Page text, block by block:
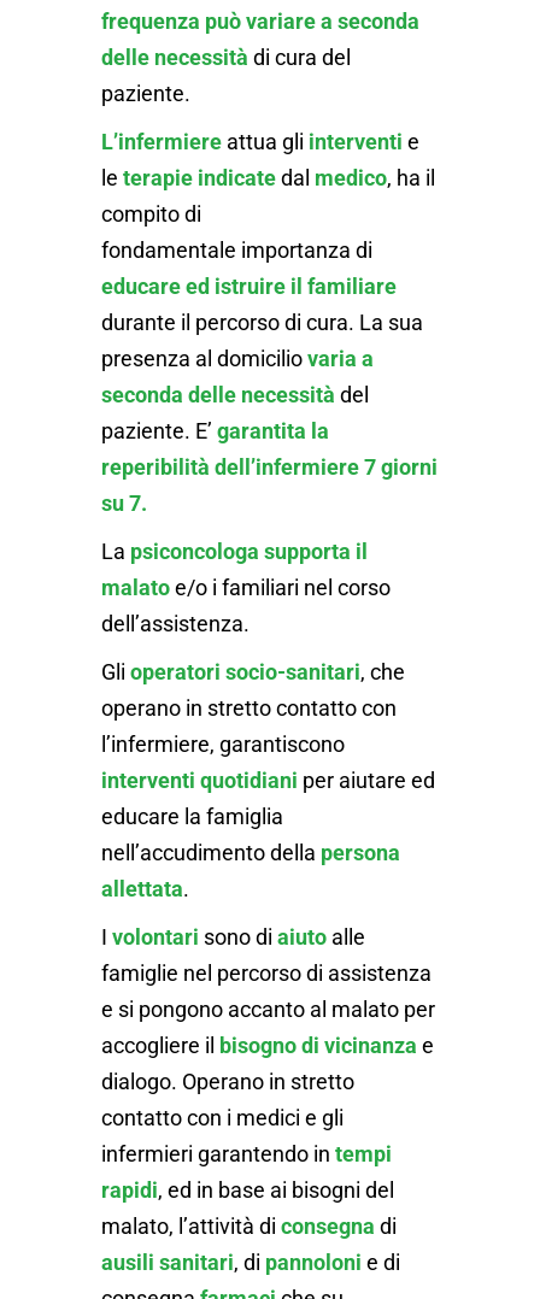
frequenza può variare a seconda
delle necessità di cura del
paziente.
L’infermiere attua gli interventi e
le terapie indicatedal medico, ha il
compito di
fondamentale importanza di
educare ed istruire il familiare
durante il percorso di cura. La sua
presenza al domiciliovaria a
seconda delle necessità del
paziente. E’ garantita la
reperibilità dell’infermiere 7giorni
su 7.
La psiconcologa supporta il
malatoe/o i familiari nel corso
dell’assistenza.
Gli operatori socio-sanitari, che
operano in stretto contatto con
l’infermiere, garantiscono
interventi quotidiani per aiutare ed
educare la famiglia
nell’accudimento della persona
allettata.
I volontari sono di aiuto alle
famiglie nel percorso di assistenza
e si pongono accanto al malato per
accogliere il bisogno di vicinanza e
dialogo. Operano in stretto
contatto con i medici e gli
infermieri garantendo in tempi
rapidi, ed in base ai bisogni del
malato, l’attività di consegna di
ausili sanitari, di pannoloni e di